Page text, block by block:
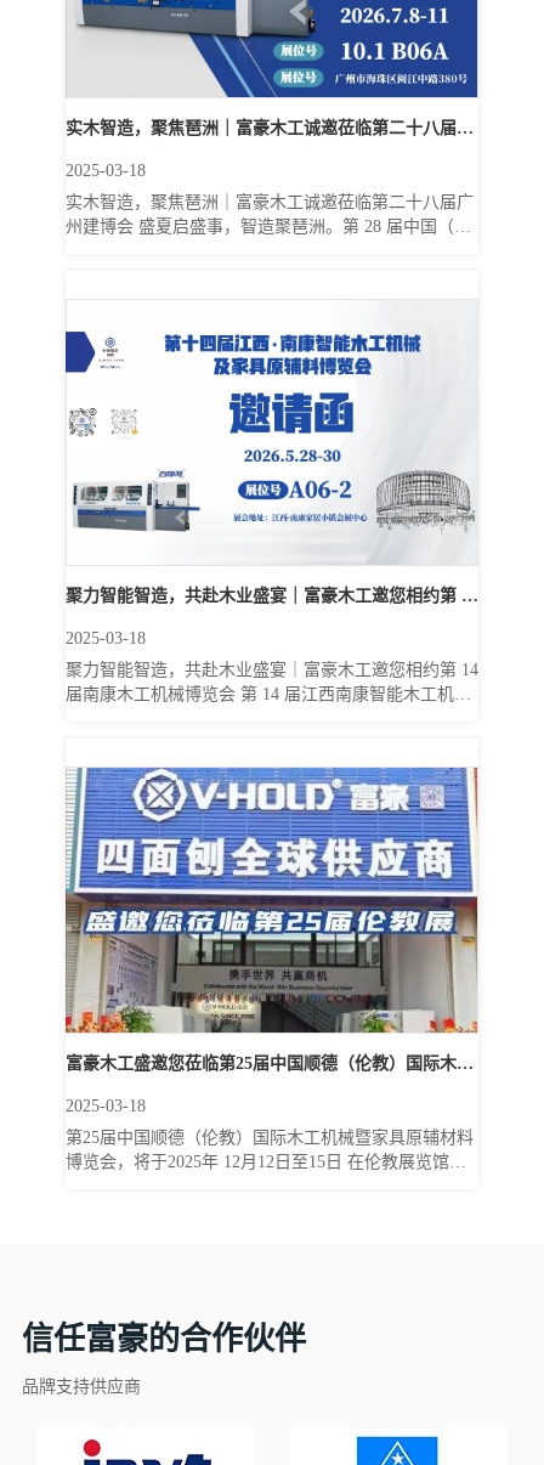
实木智造，聚焦琶洲｜富豪木工诚邀莅临第二十八届广
州建博会
2025-03-18
实木智造，聚焦琶洲｜富豪木工诚邀莅临第二十八届广
州建博会 盛夏启盛事，智造聚琶洲。第 28 届中国（广
7 月 8 日 - 11 日，在广州琶洲国际会展中心盛大启幕。
国家与地区约20万名有商业价值的高质量专业观众到
会，是对接前沿设备、拓展海内外渠道、洞悉木作加工
新工艺的核心商贸平台。 富豪木工深耕木工机械设备研
发制造30年，实木线条...
聚力智能智造，共赴木业盛宴｜富豪木工邀您相约第 14
届南康木工机械博览会
2025-03-18
聚力智能智造，共赴木业盛宴｜富豪木工邀您相约第 14
届南康木工机械博览会 第 14 届江西南康智能木工机械
的核心要点，紧扣内需消费与升级引领两大维度，一方
面深挖内需动能，助力展商拓宽国内销路；另一方面聚
焦智能化，深度探索AI智能科技在家具制造的融合共
享，为制造业的转型升级注入强劲动力，共同开启产业
高质量发展新篇章。 富豪木工成立于1996年，30年专注
实木机械制造与研发，以 国际化...
富豪木工盛邀您莅临第25届中国顺德（伦教）国际木工
机械展
2025-03-18
第25届中国顺德（伦教）国际木工机械暨家具原辅材料
博览会，将于2025年 12月12日至15日 在伦教展览馆隆
三地联动 展出： 伦教展览馆一号馆A08 伦教直营店：
展览馆16号铺 富豪顺德工...
信任富豪的合作伙伴
品牌支持供应商